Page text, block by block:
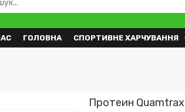
ГОЛОВНА СПОРТИВНЕ ХАРЧУВАННЯ
Протеин